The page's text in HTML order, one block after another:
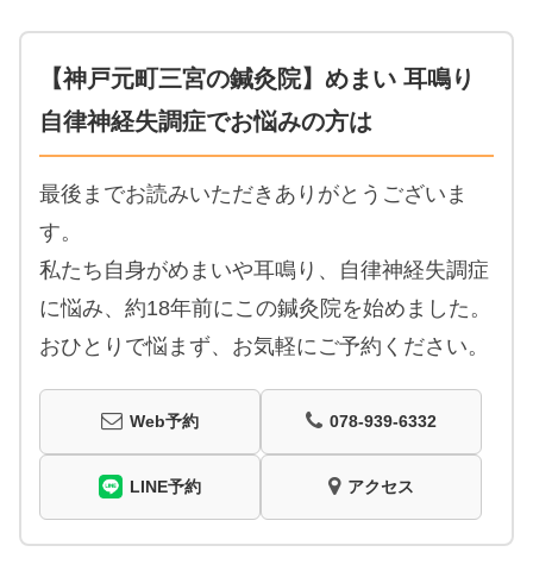
【神戸元町三宮の鍼灸院】めまい 耳鳴り
自律神経失調症でお悩みの方は
最後までお読みいただきありがとうございま
す。
私たち自身がめまいや耳鳴り、自律神経失調症
に悩み、約18年前にこの鍼灸院を始めました。
おひとりで悩まず、お気軽にご予約ください。
Web予約 078-939-6332
LINE予約 アクセス